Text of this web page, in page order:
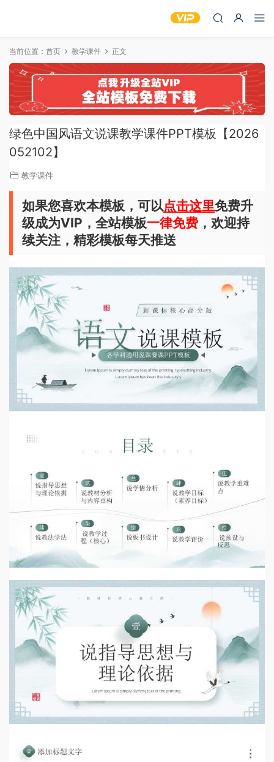
当前位置： 首页 教学课件 正文
绿色中国风语文说课教学课件PPT模板【2026
052102】
教学课件
如果您喜欢本模板，可以点击这里免费升
级成为VIP，全站模板一律免费 ，欢迎持
续关注，精彩模板每天推送